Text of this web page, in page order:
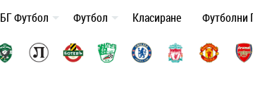
БГ Футбол Футбол Класиране Футболни